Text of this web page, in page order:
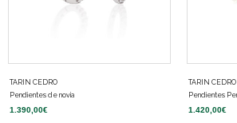
TARIN CEDRO
Pendientes de novia
1.390,00€
TARIN CEDRO
Pendientes
1.420,00€